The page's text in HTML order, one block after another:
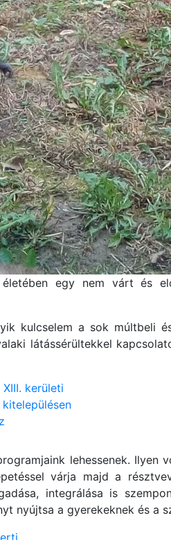
egy nem várt és
kulcselem a sok múltbeli
látássérültekkel
lehessenek. Ilyen
várja majd a
integrálása is
nyújtsa a gyerekeknek és a